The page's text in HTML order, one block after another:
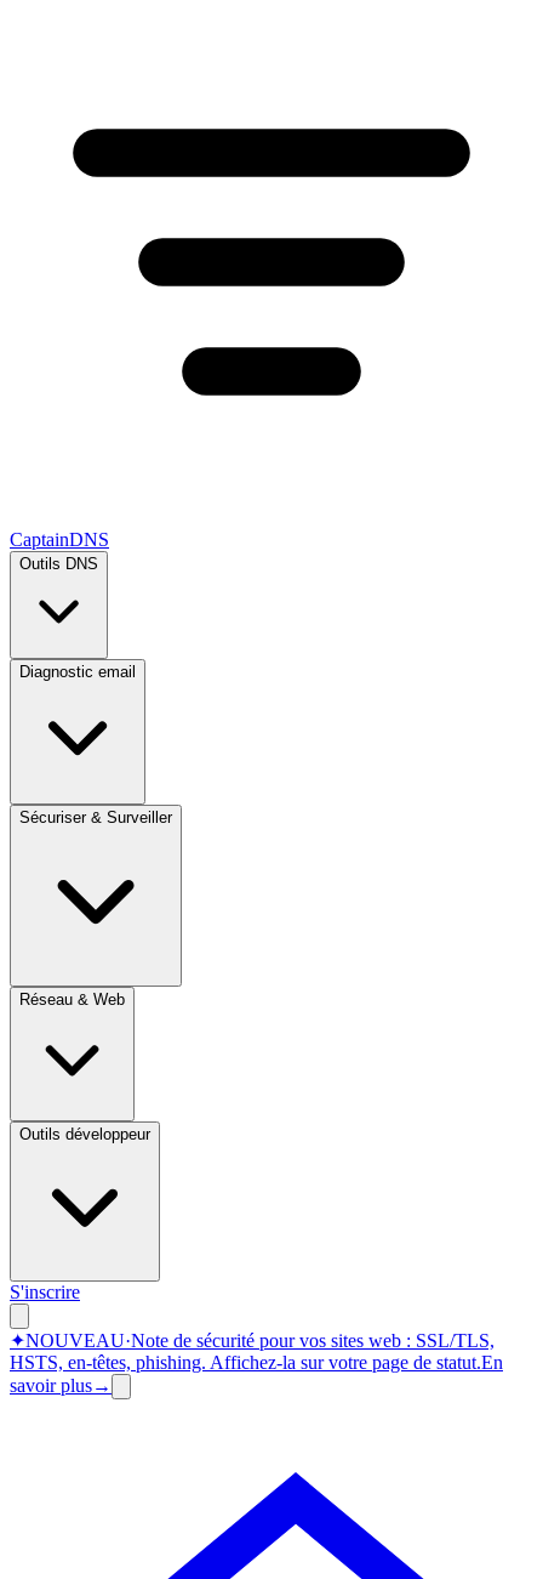
CaptainDNS
Outils DNS
Diagnostic email
Sécuriser & Surveiller
Réseau & Web
Outils développeur
S'inscrire
✦NOUVEAU·Note de sécurité pour vos sites web : SSL/TLS,
HSTS, en-têtes, phishing. Affichez-la sur votre page de statut.En
savoir plus→